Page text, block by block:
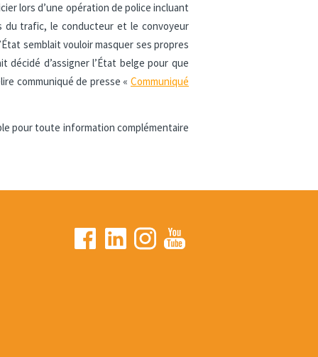
lors d’une opération de police incluant
du trafic, le conducteur et le convoyeur
semblait vouloir masquer ses propres
d’assigner l’État belge pour que
communiqué de presse « Communiqué
pour toute information complémentaire